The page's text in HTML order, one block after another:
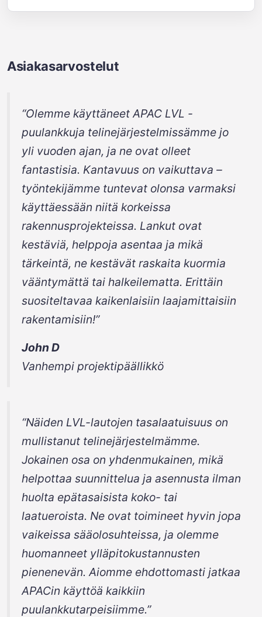
Asiakasarvostelut
“Olemme käyttäneet APAC LVL -
puulankkuja telinejärjestelmissämme jo
yli vuoden ajan, ja ne ovat olleet
fantastisia. Kantavuus on vaikuttava –
työntekijämme tuntevat olonsa varmaksi
käyttäessään niitä korkeissa
rakennusprojekteissa. Lankut ovat
kestäviä, helppoja asentaa ja mikä
tärkeintä, ne kestävät raskaita kuormia
vääntymättä tai halkeilematta. Erittäin
suositeltavaa kaikenlaisiin laajamittaisiin
rakentamisiin!”
John D
Vanhempi projektipäällikkö
“Näiden LVL-lautojen tasalaatuisuus on
mullistanut telinejärjestelmämme.
Jokainen osa on yhdenmukainen, mikä
helpottaa suunnittelua ja asennusta ilman
huolta epätasaisista koko- tai
laatueroista. Ne ovat toimineet hyvin jopa
vaikeissa sääolosuhteissa, ja olemme
huomanneet ylläpitokustannusten
pienenevän. Aiomme ehdottomasti jatkaa
APACin käyttöä kaikkiin
puulankkutarpeisiimme.”